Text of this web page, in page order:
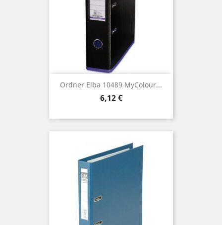
Ordner Elba 10489 MyColour...
Preis
6,12 €